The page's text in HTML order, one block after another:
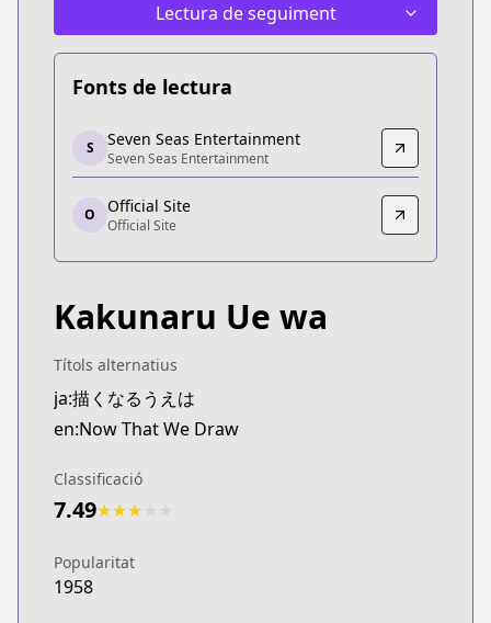
Lectura de seguiment
Fonts de lectura
Seven Seas Entertainment
Seven Seas Entertainment
https://sevenseasentertainment.com/series/
Official Site
Official Site
https://younganimal.com/series/423d7471396e9
S Seven Seas Entertainment
Seven Seas Entertainment
O Official Site
Official Site
Kakunaru Ue wa
Títols alternatius
ja:描くなるうえは
en:Now That We Draw
Classificació
7.49★★★
Popularitat
1958